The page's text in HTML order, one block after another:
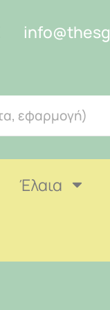
Έλαια